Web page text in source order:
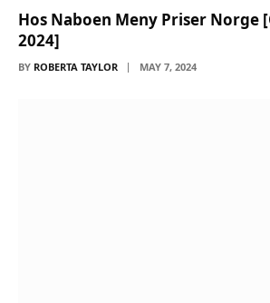
Hos Naboen Meny Priser Norge
2024]
BY ROBERTA TAYLOR MAY 7, 2024